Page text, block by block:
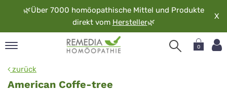
🌿Über 7000 homöopathische Mittel und Produkte
direkt vom Hersteller🌿
X
0
zurück
American Coffe-tree